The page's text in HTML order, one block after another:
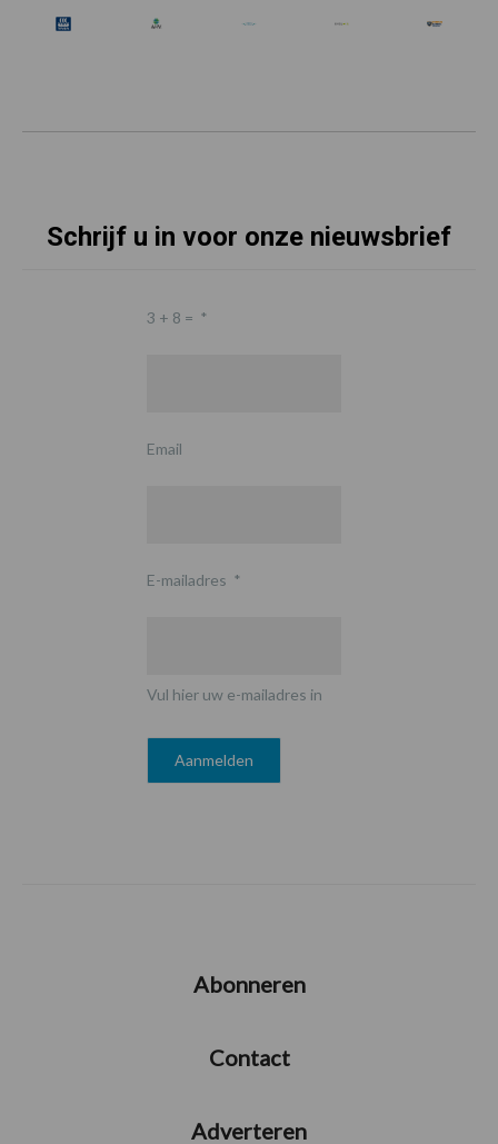
Schrijf u in voor onze nieuwsbrief
3 + 8 = *
Email
E-mailadres *
Vul hier uw e-mailadres in
Abonneren
Contact
Adverteren